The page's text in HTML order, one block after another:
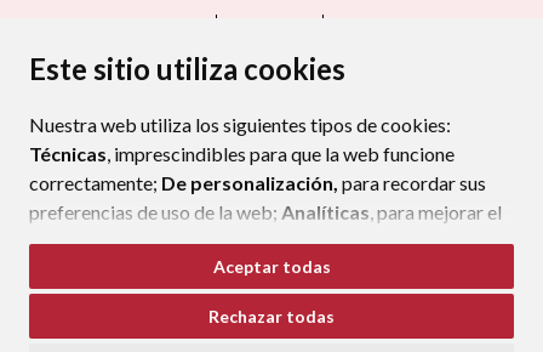
Este sitio utiliza cookies
Nuestra web utiliza los siguientes tipos de cookies:
Técnicas, imprescindibles para que la web funcione
correctamente; De personalización, para recordar sus
preferencias de uso de la web; Analíticas, para mejorar el
funcionamiento de la web y sus servicios.
Si acepta pulsando el botón“Aceptar todas”
consideramos que acepta su uso. Si pulsa el botón
Aceptar todas
Rechazar todas
PROTECCIÓN DE DATOS
POLÍTICA DE COOKIES